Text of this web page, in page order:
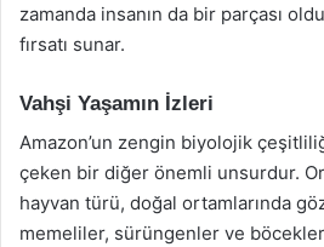
zamanda insanın da bir parçası
fırsatı sunar.
Vahşi Yaşamın İzleri
Amazon’un zengin biyolojik
çeken bir diğer önemli unsurdur.
hayvan türü, doğal ortamlarında
memeliler, sürüngenler ve